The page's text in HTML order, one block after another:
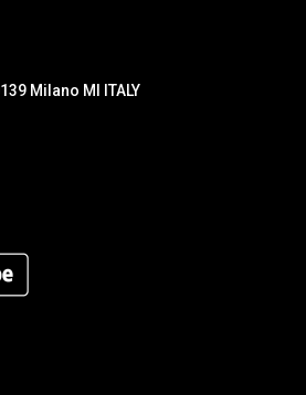
Milano MI ITALY